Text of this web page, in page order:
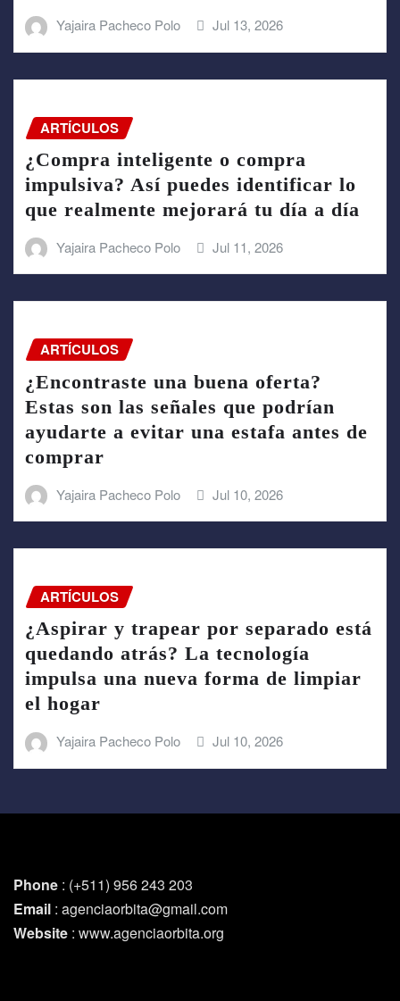
Yajaira Pacheco Polo Jul 13, 2026
ARTÍCULOS
¿Compra inteligente o compra
impulsiva? Así puedes identificar lo
que realmente mejorará tu día a día
Yajaira Pacheco Polo Jul 11, 2026
ARTÍCULOS
¿Encontraste una buena oferta?
Estas son las señales que podrían
ayudarte a evitar una estafa antes de
comprar
Yajaira Pacheco Polo Jul 10, 2026
ARTÍCULOS
¿Aspirar y trapear por separado está
quedando atrás? La tecnología
impulsa una nueva forma de limpiar
el hogar
Yajaira Pacheco Polo Jul 10, 2026
Phone : (+511) 956 243 203
Email : agenciaorbita@gmail.com
Website : www.agenciaorbita.org